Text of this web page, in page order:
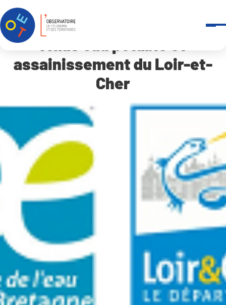
Accueil Atlas eau potable et assainissement du Loir-et-Cher
assainissement du Loir-et-
Cher